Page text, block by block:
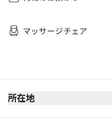
マッサージチェア
所在地